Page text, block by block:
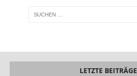
LETZTE BEITRÄGE